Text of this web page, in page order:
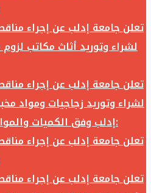
تعلن جامعة إدلب عن إجراء
لشراء وتوريد أثاث مكاتب
تعلن جامعة إدلب عن إجراء
لشراء وتوريد زجاجيات ومواد
إدلب وفق الكميات والمواصفات المحددة أدناه:
تعلن جامعة إدلب عن إجراء
تعلن جامعة إدلب عن إجراء